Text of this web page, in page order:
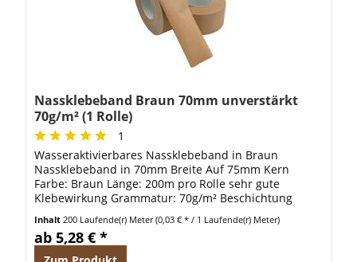
Nassklebeband Braun 70mm unverstärkt
70g/m² (1 Rolle)
1
Wasseraktivierbares Nassklebeband in Braun
Nassklebeband in 70mm Breite Auf 75mm Kern
Farbe: Braun Länge: 200m pro Rolle sehr gute
Klebewirkung Grammatur: 70g/m² Beschichtung
Inhalt200 Laufende(r) Meter(0,03 € * / 1 Laufende(r) Meter)
ab 5,28 € *